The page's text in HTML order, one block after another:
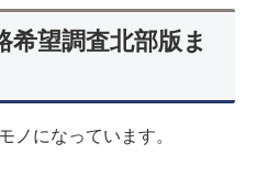
希望調査北部版ま
ノになっています。